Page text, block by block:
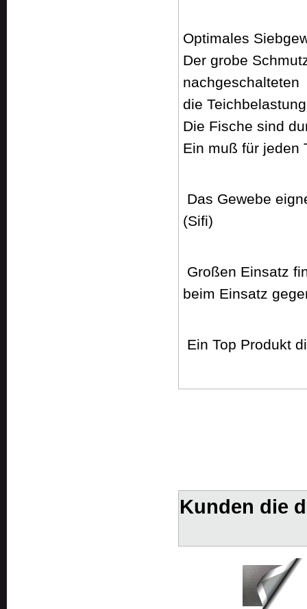
Optimales
Der grobe
nachgeschalteten
die
Die Fische sind
Ein muß für jeden
Das Gewebe
(Sifi)
Großen Einsatz
beim Einsatz
Ein Top Produkt
Kunden die